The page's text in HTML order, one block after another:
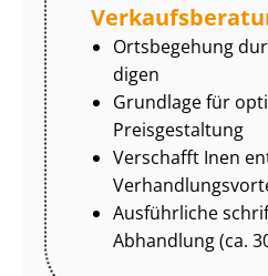
Ortsbegehung
di­gen
Grundlage für
Preisgestaltung
Verschafft Inen
Ausführliche
Abhandlung (ca.